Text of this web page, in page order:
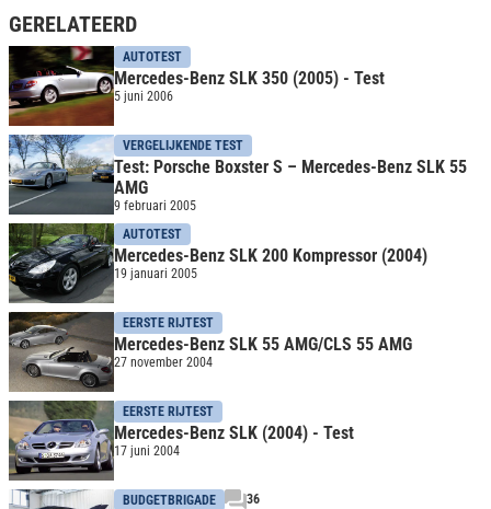
GERELATEERD
AUTOTEST
Mercedes-Benz SLK 350 (2005) - Test
5 juni 2006
VERGELIJKENDE TEST
Test: Porsche Boxster S – Mercedes-Benz SLK 55
AMG
9 februari 2005
AUTOTEST
Mercedes-Benz SLK 200 Kompressor (2004)
19 januari 2005
EERSTE RIJTEST
Mercedes-Benz SLK 55 AMG/CLS 55 AMG
27 november 2004
EERSTE RIJTEST
Mercedes-Benz SLK (2004) - Test
17 juni 2004
BUDGETBRIGADE 36